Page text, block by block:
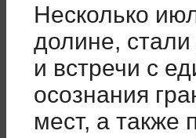
Несколько
долине,
и встречи с
осознания
мест, а также